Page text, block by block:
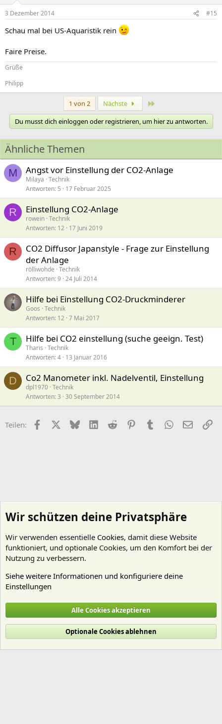
3 Dezember 2014 #15
Schau mal bei US-Aquaristik rein
Faire Preise.
Grüße
Philipp
1 von 2 Nächste
Du musst dich einloggen oder registrieren, um hier zu antworten.
Ähnliche Themen
M Angst vor Einstellung der CO2-Anlage
Milaya Technik
Antworten 5 17 Februar 2025
R Einstellung CO2-Anlage
rowein Technik
Antworten 12 17 Juni 2019
R
CO2 Diffusor Japanstyle - Frage zur Einstellung
der Anlage
rölliwohde Technik
Antworten 9 24 Juli 2014
Hilfe bei Einstellung CO2-Druckminderer
Goos Technik
Antworten 12 7 Mai 2017
T Hilfe bei CO2 einstellung (suche geeign. Test)
Tharis Technik
Antworten 4 13 Januar 2016
D Co2 Manometer inkl. Nadelventil, Einstellung
dpl1970 Technik
Antworten 3 30 September 2014
Teilen: FacebookX (Twitter)
BlueskyLinkedIn
Reddit PinterestTumblr WhatsApp
E-Mail
Cookies
Deutsch (Du)
Nutzungsbedingungen
Datenschutz Hilfe und Impressum
R
Wir schützen deine Privatsphäre
Wir verwenden essentielle Cookies, damit diese Website
funktioniert, und optionale Cookies, um den Komfort bei der
Nutzung zu verbessern.
Siehe weitere Informationen und konfiguriere deine
Einstellungen
Alle Cookies akzeptieren
Optionale Cookies ablehnen